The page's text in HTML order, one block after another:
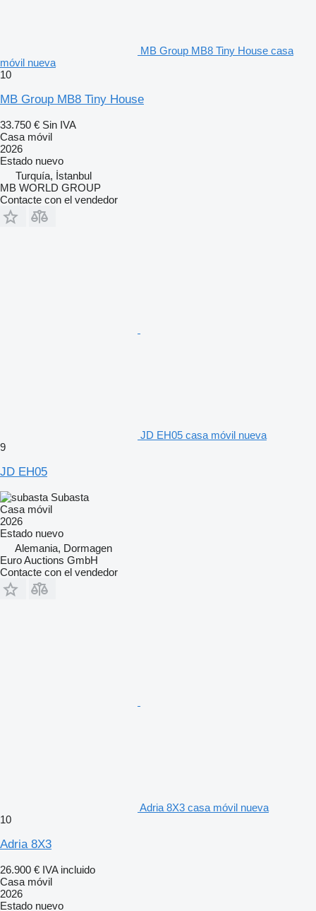
MB Group MB8 Tiny House casa
móvil nueva
10
MB Group MB8 Tiny House
33.750 € Sin IVA
Casa móvil
2026
Estado nuevo
Turquía, İstanbul
MB WORLD GROUP
Contacte con el vendedor
JD EH05 casa móvil nueva
9
JD EH05
Subasta
Casa móvil
2026
Estado nuevo
Alemania, Dormagen
Euro Auctions GmbH
Contacte con el vendedor
Adria 8X3 casa móvil nueva
10
Adria 8X3
26.900 € IVA incluido
Casa móvil
2026
Estado nuevo